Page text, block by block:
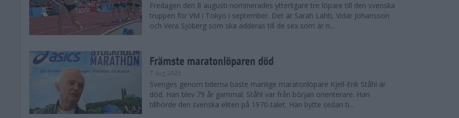
Fredagen den 8 augusti nominerades ytterligare tre löpare till den svenska
truppen för VM i Tokyo i september. Det är Sarah Lahti, Vidar Johansson
och Vera Sjöberg som ska adderas till de sex som är n...
Främste maratonlöparen död
7 aug 2025
Sveriges genom tiderna bäste manlige maratonlöpare Kjell-Erik Ståhl är
död. Han blev 79 år gammal. Ståhl var från början orienterare. Han
tillhörde den svenska eliten på 1970-talet. Han bytte sedan ti...